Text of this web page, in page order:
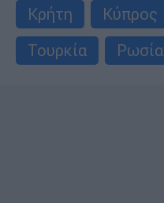
Κρήτη
Κύπρος
Τουρκία
Ρωσία